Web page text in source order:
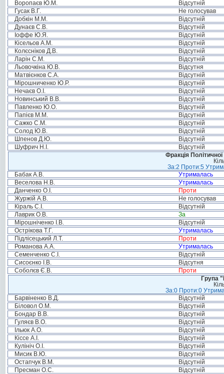
Воропаєв Ю.М.
Відсутній
Гусак В.Г.
Не голосував
Добкін М.М.
Відсутній
Дунаєв С.В.
Відсутній
Іоффе Ю.Я.
Відсутній
Кісельов А.М.
Відсутній
Колєсніков Д.В.
Відсутній
Ларін С.М.
Відсутній
Льовочкіна Ю.В.
Відсутня
Матвієнков С.А.
Відсутній
Мірошниченко Ю.Р.
Відсутній
Нечаєв О.І.
Відсутній
Новинський В.В.
Відсутній
Павленко Ю.О.
Відсутній
Папієв М.М.
Відсутній
Сажко С.М.
Відсутній
Солод Ю.В.
Відсутній
Шпенов Д.Ю.
Відсутній
Шуфрич Н.І.
Відсутній
Фракція
За:2 Проти:5
Бабак А.В.
Утрималась
Веселова Н.В.
Утрималась
Данченко О.І.
Проти
Журжій А.В.
Не голосував
Кіраль С.І.
Відсутній
Лаврик О.В.
За
Мірошніченко І.В.
Відсутній
Острікова Т.Г.
Утрималась
Підлісецький Л.Т.
Проти
Романова А.А.
Утрималась
Семенченко С.І.
Відсутній
Сисоєнко І.В.
Відсутня
Соболєв Є.В.
Проти
Група
За:0 Проти:0
Барвіненко В.Д.
Відсутній
Біловол О.М.
Відсутній
Бондар В.В.
Відсутній
Гуляєв В.О.
Відсутній
Ільюк А.О.
Відсутній
Кіссе А.І.
Відсутній
Кулініч О.І.
Відсутній
Мисик В.Ю.
Відсутній
Остапчук В.М.
Відсутній
Пресман О.С.
Відсутній